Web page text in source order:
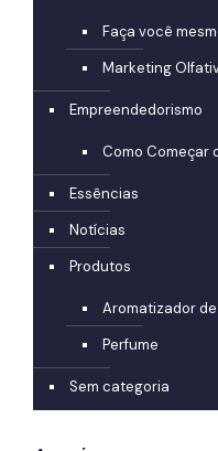
Faça você
Marketing
Empreendedorismo
Como Começar
Essências
Notícias
Produtos
Aromatizador
Perfume
Sem categoria